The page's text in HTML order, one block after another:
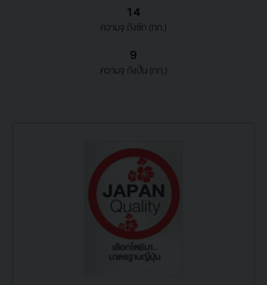
14
ความจุ ถังซัก (กก.)
9
ความจุ ถังปั่น (กก.)